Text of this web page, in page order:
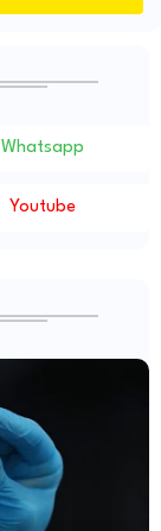
Whatsapp
Youtube